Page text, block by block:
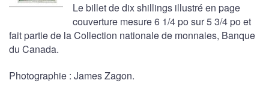
Le billet de dix shillings illustré en page
couverture mesure 6 1/4 po sur 5 3/4 po et
fait partie de la Collection nationale de monnaies, Banque
du Canada.
Photographie : James Zagon.